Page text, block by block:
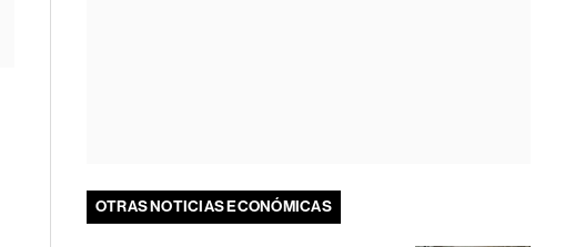
OTRAS NOTICIAS ECONÓMICAS